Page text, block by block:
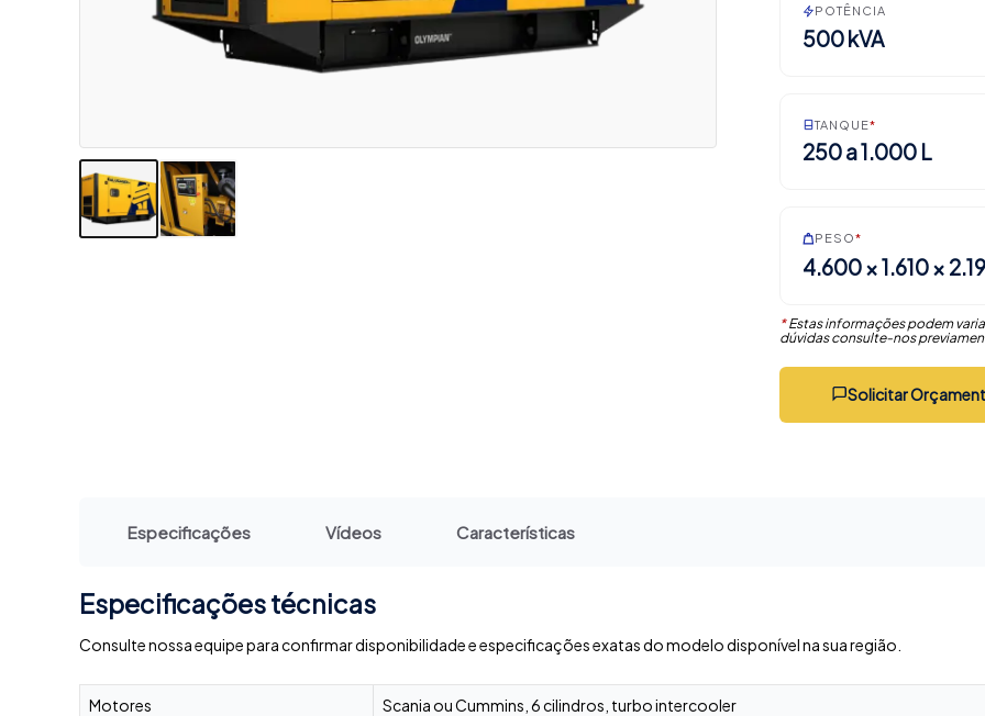
POTÊNCIA
500 kVA
TANQUE*
250 a 1.000 L
PESO*
4.600 × 1.610 ×
*Estas informações podem
dúvidas consulte-nos
Solicitar
Especificações Vídeos Características
Especificações técnicas
Consulte nossa equipe para confirmar disponibilidade e especificações exatas do modelo disponível na sua região.
Motores Scania ou Cummins, 6 cilindros, turbo intercooler